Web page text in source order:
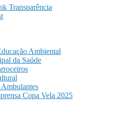
Transparência
Ambiental
da Saúde
Copa Vela 2025